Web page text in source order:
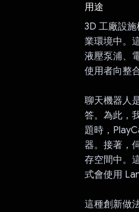
用途
3D 工廠設
業環境中。
液壓泵浦、
使用者向整
聊天機器人
答。為此，
題時，
器。接著，
存空間中。
式會使用
這種創新做